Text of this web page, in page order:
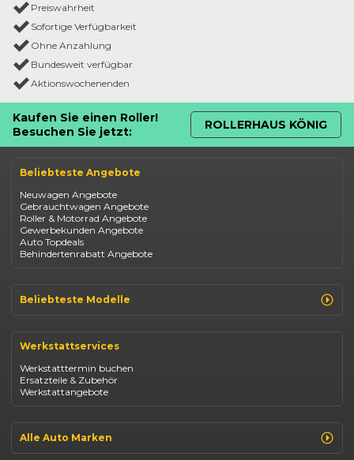
Preiswahrheit
Sofortige Verfügbarkeit
Ohne Anzahlung
Bundesweit verfügbar
Aktionswochenenden
Kaufen Sie einen Roller!
Besuchen Sie jetzt:
ROLLERHAUS KÖNIG
Beliebteste Angebote
Neuwagen Angebote
Gebrauchtwagen Angebote
Roller & Motorrad Angebote
Gewerbekunden Angebote
Auto Topdeals
Behindertenrabatt Angebote
Beliebteste Modelle
Opel Corsa
Fiat 500
Dacia Duster
Dacia Sandero
Jeep Compass
Suzuki Vitara
Suzuki Swift
Werkstattservices
Werkstatttermin buchen
Ersatzteile & Zubehör
Werkstattangebote
Alle Auto Marken